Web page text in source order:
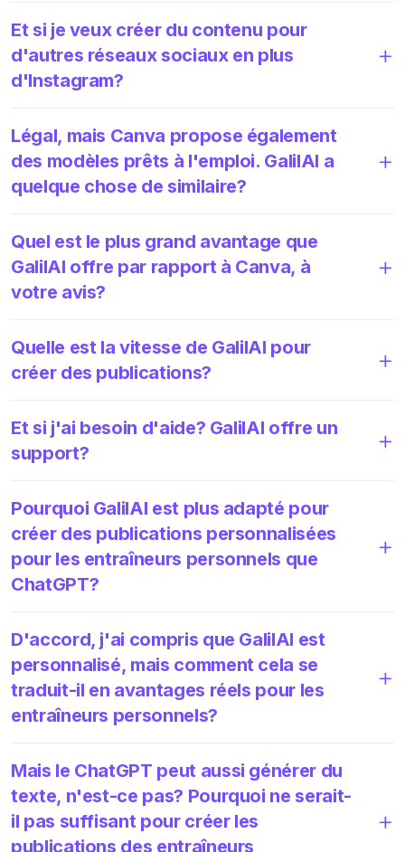
Et si je veux créer du contenu pour
d'autres réseaux sociaux en plus
d'Instagram?
Légal, mais Canva propose également
des modèles prêts à l'emploi. GalilAI a
quelque chose de similaire?
Quel est le plus grand avantage que
GalilAI offre par rapport à Canva, à
votre avis?
Quelle est la vitesse de GalilAI pour
créer des publications?
Et si j'ai besoin d'aide? GalilAI offre un
support?
Pourquoi GalilAI est plus adapté pour
créer des publications personnalisées
pour les entraîneurs personnels que
ChatGPT?
D'accord, j'ai compris que GalilAI est
personnalisé, mais comment cela se
traduit-il en avantages réels pour les
entraîneurs personnels?
Mais le ChatGPT peut aussi générer du
texte, n'est-ce pas? Pourquoi ne serait-
il pas suffisant pour créer les
publications des entraîneurs